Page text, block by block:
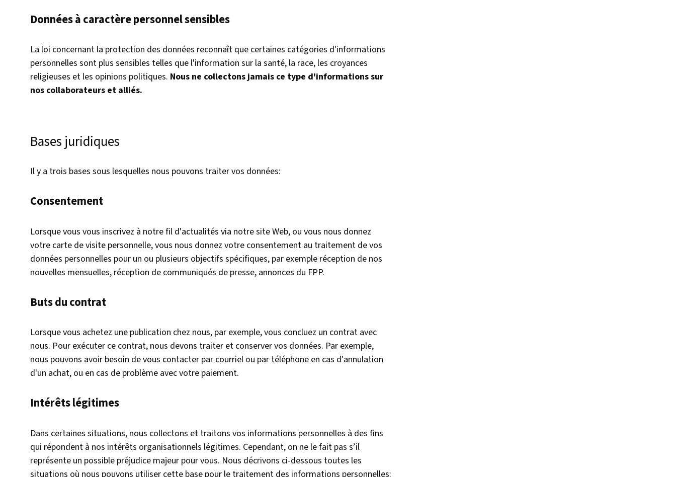
Données à caractère personnel sensibles
La loi concernant la protection des données reconnaît que certaines catégories d'informations
personnelles sont plus sensibles telles que l'information sur la santé, la race, les croyances
religieuses et les opinions politiques. Nous ne collectons jamais ce type d'informations sur
nos collaborateurs et alliés.
Bases juridiques
Il y a trois bases sous lesquelles nous pouvons traiter vos données:
Consentement
Lorsque vous vous inscrivez à notre fil d'actualités via notre site Web, ou vous nous donnez
votre carte de visite personnelle, vous nous donnez votre consentement au traitement de vos
données personnelles pour un ou plusieurs objectifs spécifiques, par exemple réception de nos
nouvelles mensuelles, réception de communiqués de presse, annonces du FPP.
Buts du contrat
Lorsque vous achetez une publication chez nous, par exemple, vous concluez un contrat avec
nous. Pour exécuter ce contrat, nous devons traiter et conserver vos données. Par exemple,
nous pouvons avoir besoin de vous contacter par courriel ou par téléphone en cas d'annulation
d'un achat, ou en cas de problème avec votre paiement.
Intérêts légitimes
Dans certaines situations, nous collectons et traitons vos informations personnelles à des fins
qui répondent à nos intérêts organisationnels légitimes. Cependant, on ne le fait pas s’il
représente un possible préjudice majeur pour vous. Nous décrivons ci-dessous toutes les
situations où nous pouvons utiliser cette base pour le traitement des informations personnelles: